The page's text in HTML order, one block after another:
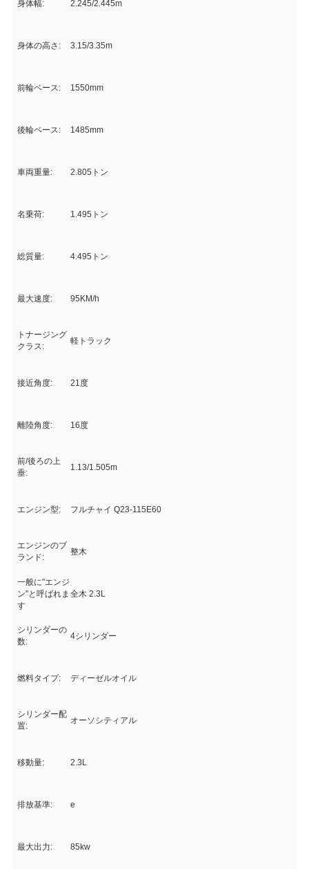
身体幅: 2.245/2.445m
身体の高さ: 3.15/3.35m
前輪ベース: 1550mm
後輪ベース: 1485mm
車両重量: 2.805トン
名乗荷: 1.495トン
総質量: 4.495トン
最大速度: 95KM/h
トナージング
クラス:
軽トラック
接近角度: 21度
離陸角度: 16度
前/後ろの上
垂:
1.13/1.505m
エンジン型: フルチャイ Q23-115E60
エンジンのブ
ランド:
整木
一般に"エンジ
ン"と呼ばれま
す
全木 2.3L
シリンダーの
数:
4シリンダー
燃料タイプ: ディーゼルオイル
シリンダー配
置:
オーソシティアル
移動量: 2.3L
排放基準: e
最大出力: 85kw